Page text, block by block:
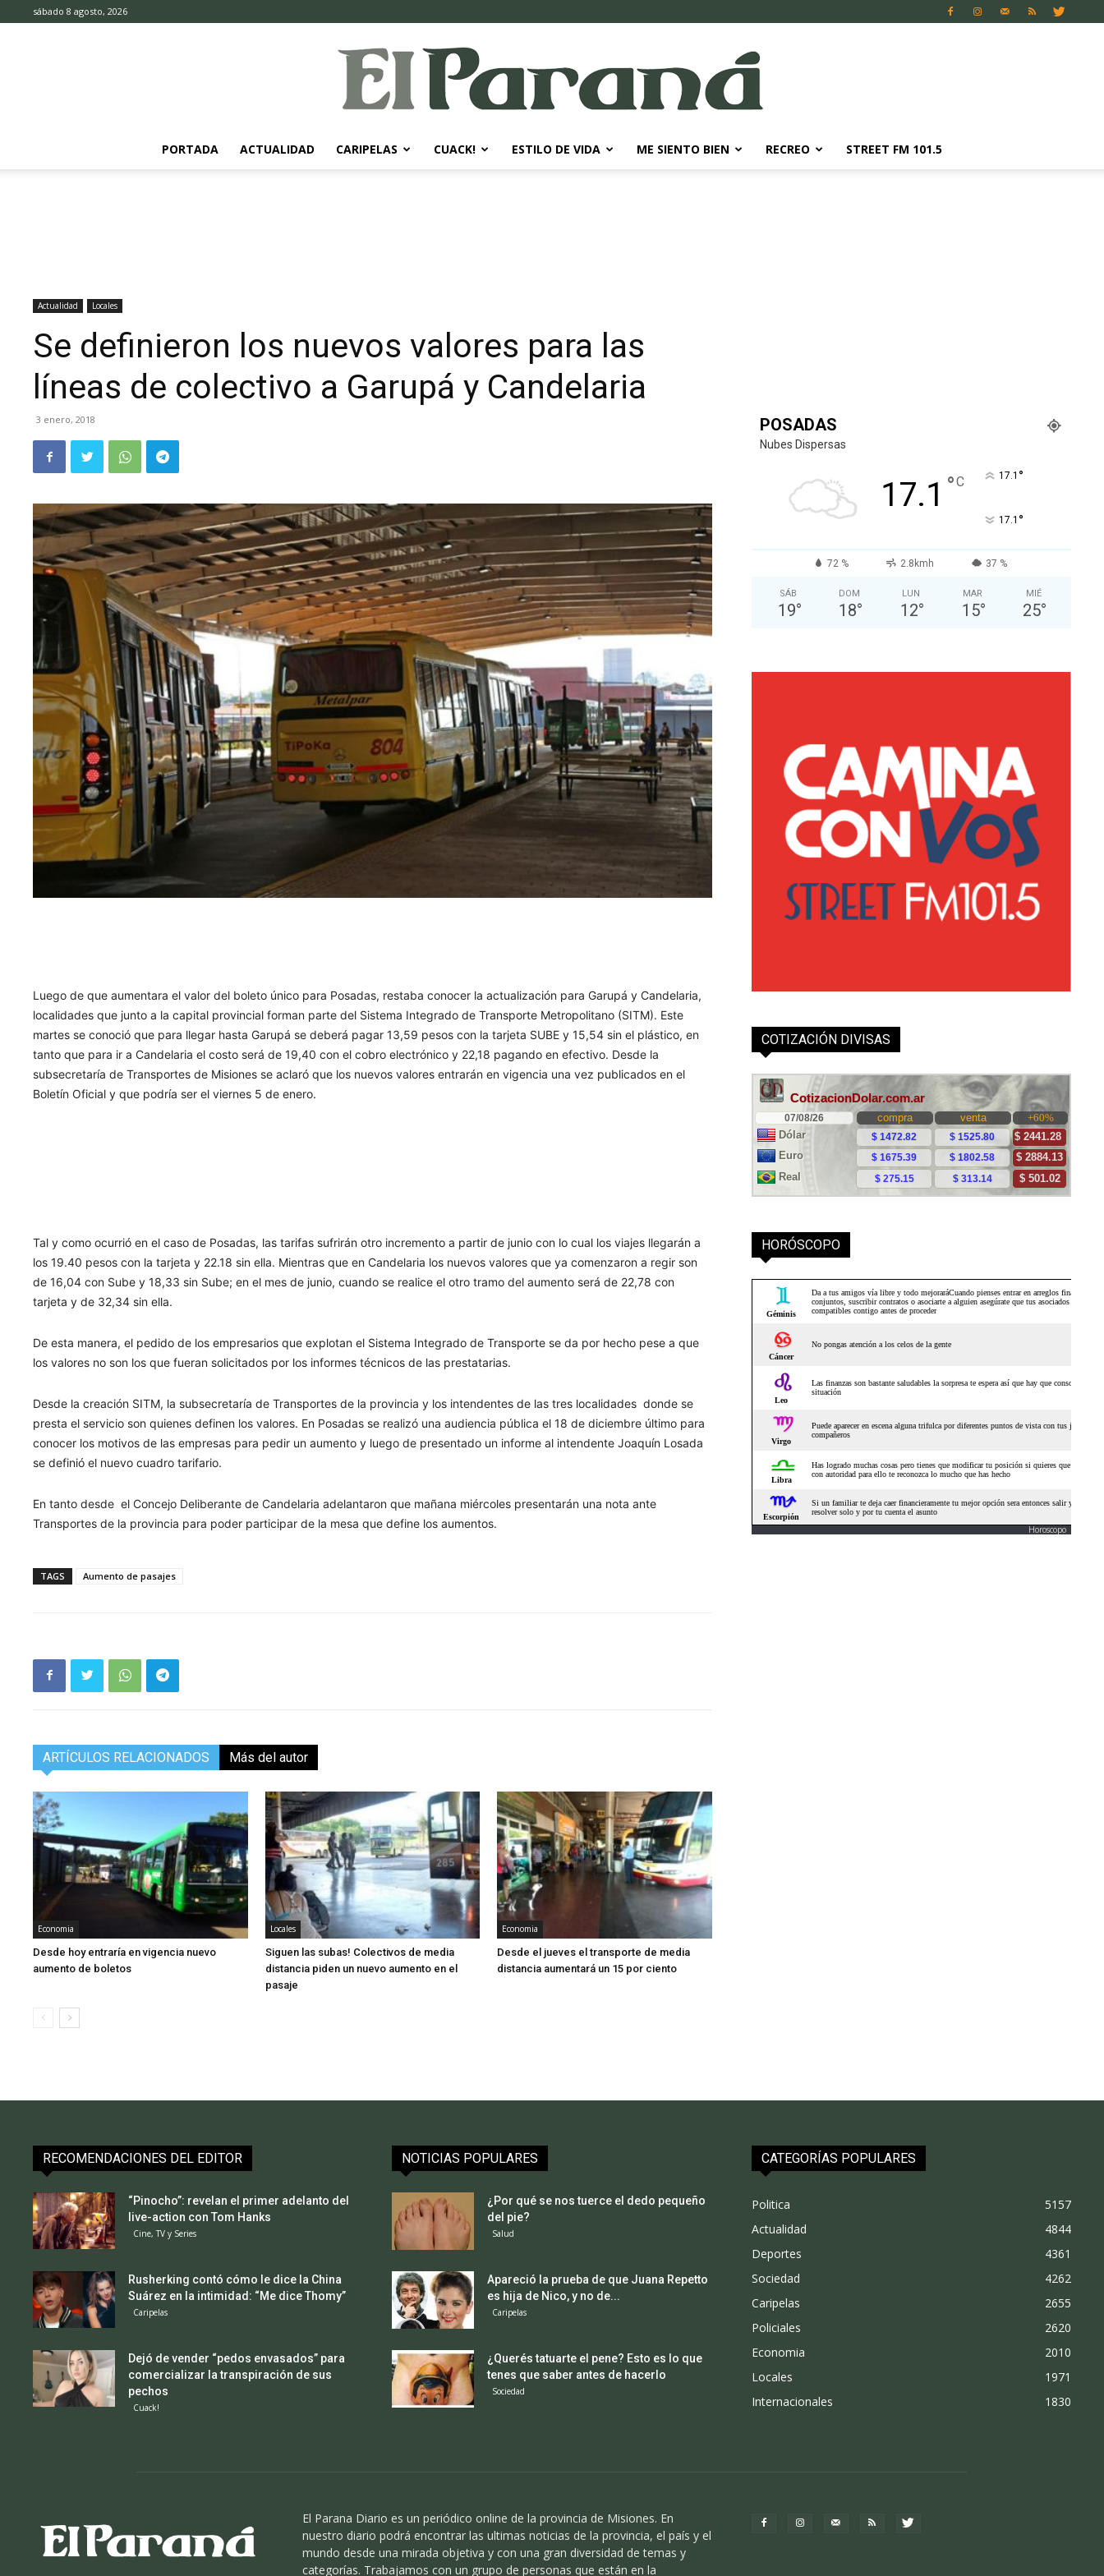
sábado 8 agosto, 2026
Diario
PORTADA ACTUALIDAD CARIPELAS CUACK! ESTILO DE VIDA ME SIENTO BIEN RECREO STREET FM 101.5
Actualidad Locales
Se definieron los nuevos valores para las
líneas de colectivo a Garupá y Candelaria
3 enero, 2018
Luego de que aumentara el valor del boleto único para Posadas, restaba conocer la actualización para Garupá y Candelaria,
localidades que junto a la capital provincial forman parte del Sistema Integrado de Transporte Metropolitano (SITM). Este
martes se conoció que para llegar hasta Garupá se deberá pagar 13,59 pesos con la tarjeta SUBE y 15,54 sin el plástico, en
tanto que para ir a Candelaria el costo será de 19,40 con el cobro electrónico y 22,18 pagando en efectivo. Desde la
subsecretaría de Transportes de Misiones se aclaró que los nuevos valores entrarán en vigencia una vez publicados en el
Boletín Oficial y que podría ser el viernes 5 de enero.
Tal y como ocurrió en el caso de Posadas, las tarifas sufrirán otro incremento a partir de junio con lo cual los viajes llegarán a
los 19.40 pesos con la tarjeta y 22.18 sin ella. Mientras que en Candelaria los nuevos valores que ya comenzaron a regir son
de 16,04 con Sube y 18,33 sin Sube; en el mes de junio, cuando se realice el otro tramo del aumento será de 22,78 con
tarjeta y de 32,34 sin ella.
De esta manera, el pedido de los empresarios que explotan el Sistema Integrado de Transporte se da por hecho pese a que
los valores no son los que fueran solicitados por los informes técnicos de las prestatarias.
Desde la creación SITM, la subsecretaría de Transportes de la provincia y los intendentes de las tres localidades donde se
presta el servicio son quienes definen los valores. En Posadas se realizó una audiencia pública el 18 de diciembre último para
conocer los motivos de las empresas para pedir un aumento y luego de presentado un informe al intendente Joaquín Losada
se definió el nuevo cuadro tarifario.
En tanto desde el Concejo Deliberante de Candelaria adelantaron que mañana miércoles presentarán una nota ante
Transportes de la provincia para poder participar de la mesa que define los aumentos.
TAGS Aumento de pasajes
ARTÍCULOS RELACIONADOS Más del autor
Economia
Desde hoy entraría en vigencia nuevo
aumento de boletos
Locales
Siguen las subas! Colectivos de media
distancia piden un nuevo aumento en el
pasaje
Economia
Desde el jueves el transporte de media
distancia aumentará un 15 por ciento
POSADAS
Nubes Dispersas
17.1 °C 17.1 °
17.1 °
72 % 2.8kmh 37 %
SÁB
19°
DOM
18°
LUN
12°
MAR
15°
MIÉ
25°
COTIZACIÓN DIVISAS
HORÓSCOPO
Horoscopo
RECOMENDACIONES DEL EDITOR
“Pinocho”: revelan el primer adelanto del
live-action con Tom Hanks
Cine, TV y Series
Rusherking contó cómo le dice la China
Suárez en la intimidad: “Me dice Thomy”
Caripelas
Dejó de vender “pedos envasados” para
comercializar la transpiración de sus
pechos
Cuack!
NOTICIAS POPULARES
¿Por qué se nos tuerce el dedo pequeño
del pie?
Salud
Apareció la prueba de que Juana Repetto
es hija de Nico, y no de...
Caripelas
¿Querés tatuarte el pene? Esto es lo que
tenes que saber antes de hacerlo
Sociedad
CATEGORÍAS POPULARES
Politica
5157
Actualidad
4844
Deportes
4361
Sociedad
4262
Caripelas
2655
Policiales
2620
Economia
2010
Locales
1971
Internacionales
1830
El Parana Diario es un periódico online de la provincia de Misiones. En
nuestro diario podrá encontrar las ultimas noticias de la provincia, el país y el
mundo desde una mirada objetiva y con una gran diversidad de temas y
categorías. Trabajamos con un grupo de personas que están en la